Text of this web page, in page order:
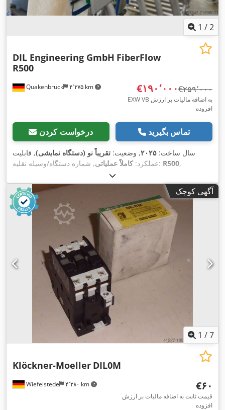
1 /2
Quakenbrück ۴٬۲۷۵ km
DIL Engineering GmbH FiberFlow
R500
‎€۱۹۰٬۰۰۰ ‎€۲۵۹٬۰۰۰
EXW VB به اضافه مالیات بر ارزش
افزوده
درخواست کردن تماس بگیرید
سال ساخت: ۲۰۲۵, وضعیت: تقریباً نو (دستگاه نمایشی), قابلیت
عملکرد:کاملاً عملیاتی , شماره دستگاه/وسیله نقلیه: R500,
آگهی کوچک
1 /7
Wiefelstede ۴٬۲۸۰ km
Klöckner-Moeller DIL0M
‎€۶۰
قیمت ثابت به اضافه مالیات بر ارزش
افزوده